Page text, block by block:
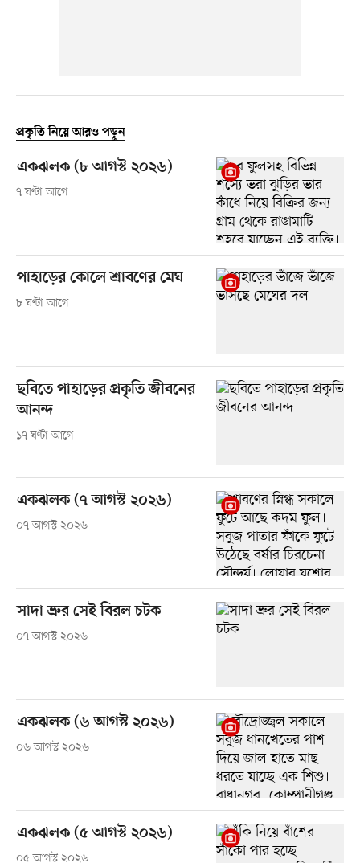
প্রকৃতি নিয়ে আরও পড়ুন
একঝলক (৮ আগস্ট ২০২৬)
৭ ঘণ্টা আগে
পাহাড়ের কোলে শ্রাবণের মেঘ
৮ ঘণ্টা আগে
ছবিতে পাহাড়ের প্রকৃতি জীবনের
আনন্দ
১৭ ঘণ্টা আগে
একঝলক (৭ আগস্ট ২০২৬)
০৭ আগস্ট ২০২৬
সাদা ভ্রুর সেই বিরল চটক
০৭ আগস্ট ২০২৬
একঝলক (৬ আগস্ট ২০২৬)
০৬ আগস্ট ২০২৬
একঝলক (৫ আগস্ট ২০২৬)
০৫ আগস্ট ২০২৬